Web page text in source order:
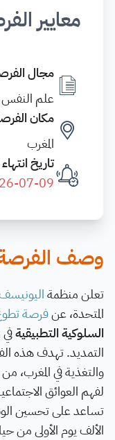
معايير
مجال
علم النفس
مكان
المغرب
تاريخ
07-09
وصف
تعلن منظمة
المتحدة، عنفرصة
السلوكية التطبيقية
التمديد. تهدف هذه
والتغذية في المغرب،
لفهم العوائق
تساعد على تحسين
الألف يوم الأولى من